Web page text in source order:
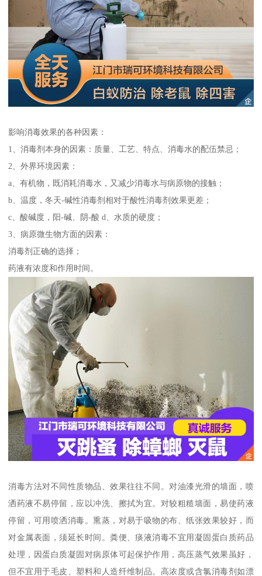
影响消毒效果的各种因素：
1、消毒剂本身的因素：质量、工艺、特点、消毒水的配伍禁忌；
2、外界环境因素：
a、有机物，既消耗消毒水，又减少消毒水与病原物的接触；
b、温度，冬天-碱性消毒剂相对于酸性消毒剂效果更差；
c、酸碱度，阳-碱、阴-酸 d、水质的硬度；
3、病原微生物方面的因素：
消毒剂正确的选择；
药液有浓度和作用时间。
消毒方法对不同性质物品、效果往往不同。对油漆光滑的墙面，喷
洒药液不易停留，应以冲洗、擦拭为宜。对较粗糙墙面，易使药液
停留，可用喷洒消毒。熏蒸，对易于吸物的布、纸张效果较好，而
对金属表面，须延长时间。粪便、痰液消毒不宜用凝固蛋白质药品
处理，因蛋白质凝固对病原体可起保护作用，高压蒸气效果虽好，
但不宜用于毛皮、塑料和人造纤维制品。高浓度或含氯消毒剂如漂